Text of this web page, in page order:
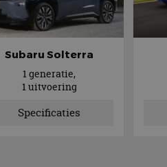
Subaru Solterra
1 generatie,
1 uitvoering
Specificaties